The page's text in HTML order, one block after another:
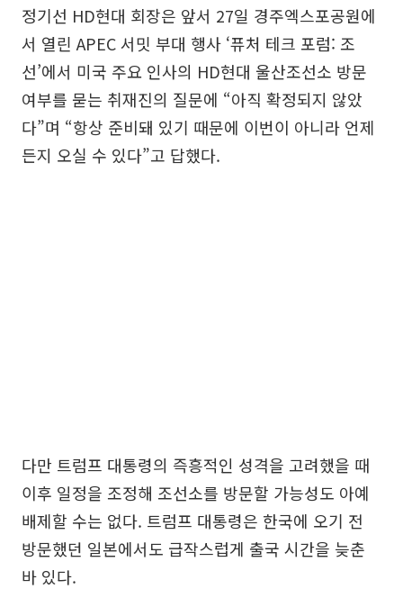
정기선 HD현대 회장은 앞서 27일 경주엑스포공원에
서 열린 APEC 서밋 부대 행사 ‘퓨처 테크 포럼: 조
선’에서 미국 주요 인사의 HD현대 울산조선소 방문
여부를 묻는 취재진의 질문에 “아직 확정되지 않았
다”며 “항상 준비돼 있기 때문에 이번이 아니라 언제
든지 오실 수 있다”고 답했다.
다만 트럼프 대통령의 즉흥적인 성격을 고려했을 때
이후 일정을 조정해 조선소를 방문할 가능성도 아예
배제할 수는 없다. 트럼프 대통령은 한국에 오기 전
방문했던 일본에서도 급작스럽게 출국 시간을 늦춘
바 있다.